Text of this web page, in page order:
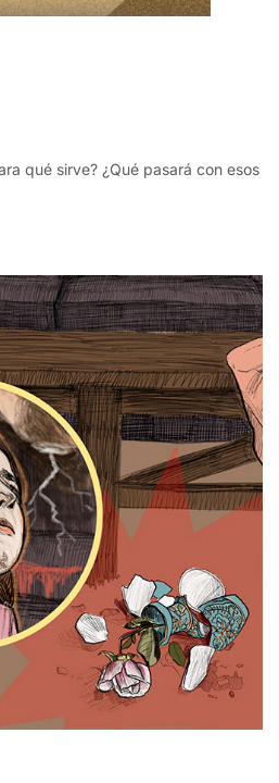
qué sirve? ¿Qué pasará con esos